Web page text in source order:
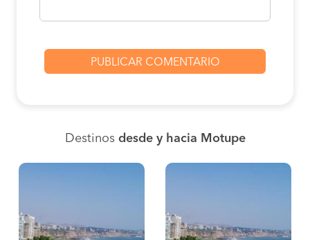
Destinos desde y hacia Motupe